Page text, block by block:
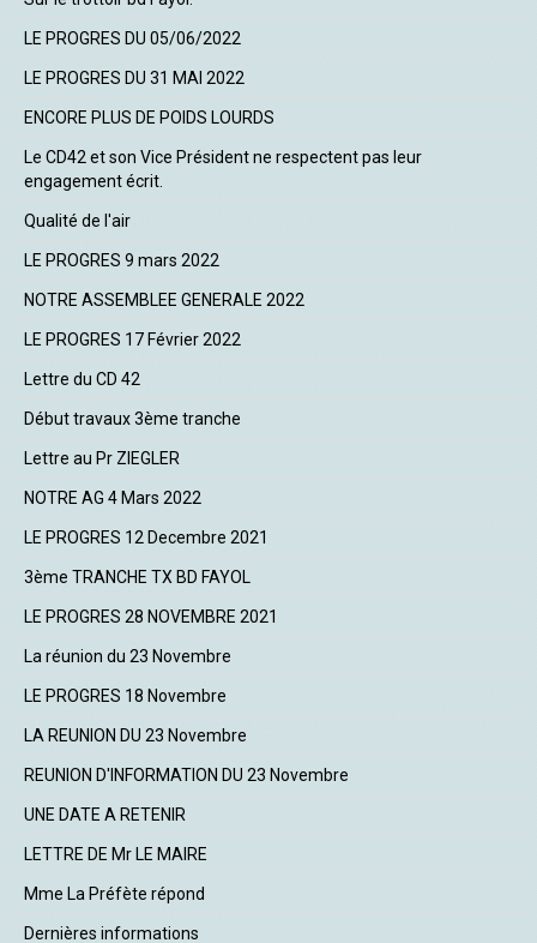
LE PROGRES DU 05/06/2022
LE PROGRES DU 31 MAI 2022
ENCORE PLUS DE POIDS LOURDS
Le CD42 et son Vice Président ne respectent pas leur
engagement écrit.
Qualité de l'air
LE PROGRES 9 mars 2022
NOTRE ASSEMBLEE GENERALE 2022
LE PROGRES 17 Février 2022
Lettre du CD 42
Début travaux 3ème tranche
Lettre au Pr ZIEGLER
NOTRE AG 4 Mars 2022
LE PROGRES 12 Decembre 2021
3ème TRANCHE TX BD FAYOL
LE PROGRES 28 NOVEMBRE 2021
La réunion du 23 Novembre
LE PROGRES 18 Novembre
LA REUNION DU 23 Novembre
REUNION D'INFORMATION DU 23 Novembre
UNE DATE A RETENIR
LETTRE DE Mr LE MAIRE
Mme La Préfète répond
Dernières informations